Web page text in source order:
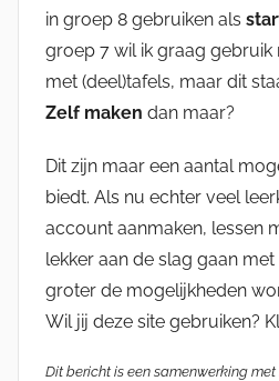
in groep 8 gebruiken als
groep 7 wil ik graag gebruik
met (deel)tafels, maar dit
Zelf maken dan maar?
Dit zijn maar een aantal
biedt. Als nu echter veel
account aanmaken, lessen
lekker aan de slag gaan
groter de mogelijkheden
Wil jij deze site gebruiken?
Dit bericht is een samenwerking met